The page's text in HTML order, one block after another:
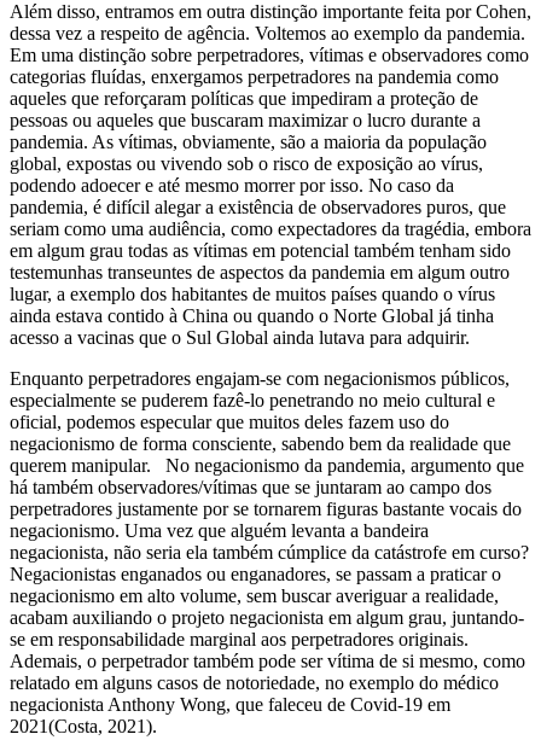
Além disso, entramos em outra distinção importante feita por Cohen,
dessa vez a respeito de agência. Voltemos ao exemplo da pandemia.
Em uma distinção sobre perpetradores, vítimas e observadores como
categorias fluídas, enxergamos perpetradores na pandemia como
aqueles que reforçaram políticas que impediram a proteção de
pessoas ou aqueles que buscaram maximizar o lucro durante a
pandemia. As vítimas, obviamente, são a maioria da população
global, expostas ou vivendo sob o risco de exposição ao vírus,
podendo adoecer e até mesmo morrer por isso. No caso da
pandemia, é difícil alegar a existência de observadores puros, que
seriam como uma audiência, como expectadores da tragédia, embora
em algum grau todas as vítimas em potencial também tenham sido
testemunhas transeuntes de aspectos da pandemia em algum outro
lugar, a exemplo dos habitantes de muitos países quando o vírus
ainda estava contido à China ou quando o Norte Global já tinha
acesso a vacinas que o Sul Global ainda lutava para adquirir.
Enquanto perpetradores engajam-se com negacionismos públicos,
especialmente se puderem fazê-lo penetrando no meio cultural e
oficial, podemos especular que muitos deles fazem uso do
negacionismo de forma consciente, sabendo bem da realidade que
querem manipular. No negacionismo da pandemia, argumento que
há também observadores/vítimas que se juntaram ao campo dos
perpetradores justamente por se tornarem figuras bastante vocais do
negacionismo. Uma vez que alguém levanta a bandeira
negacionista, não seria ela também cúmplice da catástrofe em curso?
Negacionistas enganados ou enganadores, se passam a praticar o
negacionismo em alto volume, sem buscar averiguar a realidade,
acabam auxiliando o projeto negacionista em algum grau, juntando-
se em responsabilidade marginal aos perpetradores originais.
Ademais, o perpetrador também pode ser vítima de si mesmo, como
relatado em alguns casos de notoriedade, no exemplo do médico
negacionista Anthony Wong, que faleceu de Covid-19 em
2021(Costa, 2021).